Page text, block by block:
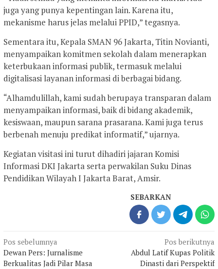
juga yang punya kepentingan lain. Karena itu,
mekanisme harus jelas melalui PPID,” tegasnya.
Sementara itu, Kepala SMAN 96 Jakarta, Titin Novianti,
menyampaikan komitmen sekolah dalam menerapkan
keterbukaan informasi publik, termasuk melalui
digitalisasi layanan informasi di berbagai bidang.
“Alhamdulillah, kami sudah berupaya transparan dalam
menyampaikan informasi, baik di bidang akademik,
kesiswaan, maupun sarana prasarana. Kami juga terus
berbenah menuju predikat informatif,” ujarnya.
Kegiatan visitasi ini turut dihadiri jajaran Komisi
Informasi DKI Jakarta serta perwakilan Suku Dinas
Pendidikan Wilayah I Jakarta Barat, Amsir.
SEBARKAN
Navigasi
pos
Pos sebelumnya
Dewan Pers: Jurnalisme
Berkualitas Jadi Pilar Masa
Pos berikutnya
Abdul Latif Kupas Politik
Dinasti dari Perspektif